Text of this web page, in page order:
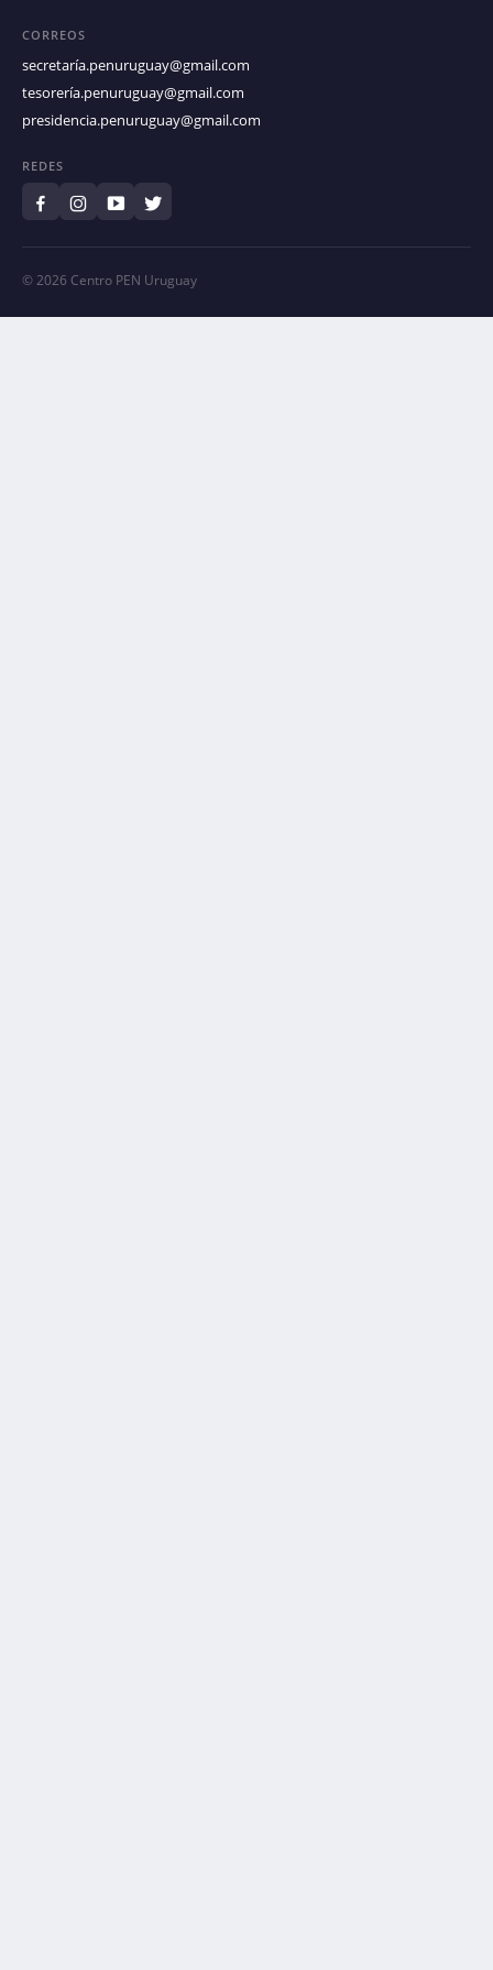
CORREOS
secretaría.penuruguay@gmail.com
tesorería.penuruguay@gmail.com
presidencia.penuruguay@gmail.com
REDES
© 2026 Centro PEN Uruguay